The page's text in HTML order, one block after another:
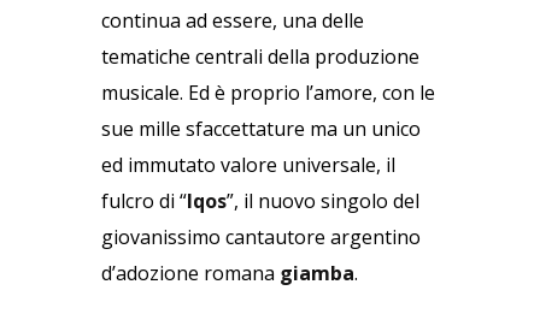
continua ad essere, una delle
tematiche centrali della produzione
musicale. Ed è proprio l’amore, con le
sue mille sfaccettature ma un unico
ed immutato valore universale, il
fulcro di “Iqos”, il nuovo singolo del
giovanissimo cantautore argentino
d’adozione romana giamba.